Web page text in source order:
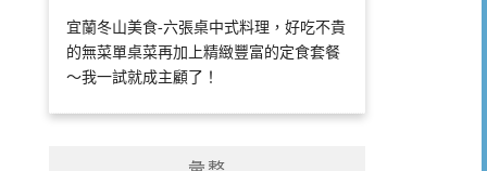
宜蘭冬山美食-六張桌中式料理，好吃不貴
的無菜單桌菜再加上精緻豐富的定食套餐
～我一試就成主顧了！